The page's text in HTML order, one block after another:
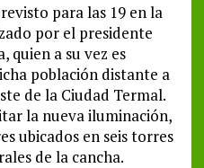
para las 19 en la
por el presidente
quien a su vez es
población distante a
de la Ciudad Termal.
la nueva iluminación,
ubicados en seis torres
de la cancha.